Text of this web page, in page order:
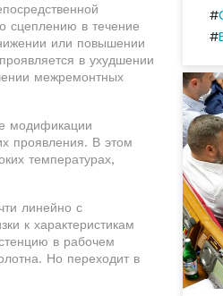
сцеплению в течение
или повышении
в ухудшении
межремонтных
модификации
проявления. В этом
температурах,
линейно с
к характеристикам
в рабочем
Но переходит в
#
#